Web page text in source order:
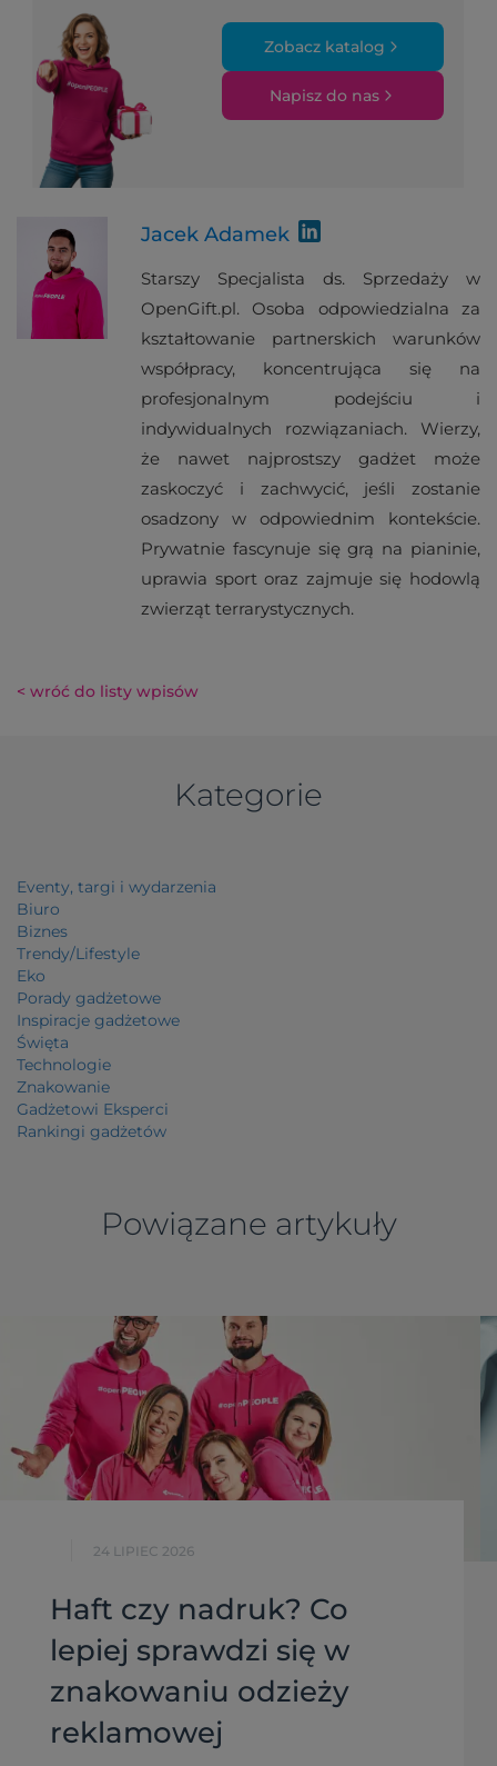
Zobacz katalog
Napisz do nas
Jacek Adamek
Starszy Specjalista ds. Sprzedaży w
OpenGift.pl. Osoba odpowiedzialna za
kształtowanie partnerskich warunków
współpracy, koncentrująca się na
profesjonalnym podejściu i
indywidualnych rozwiązaniach. Wierzy,
że nawet najprostszy gadżet może
zaskoczyć i zachwycić, jeśli zostanie
osadzony w odpowiednim kontekście.
Prywatnie fascynuje się grą na pianinie,
uprawia sport oraz zajmuje się hodowlą
zwierząt terrarystycznych.
< wróć do listy wpisów
Kategorie
Eventy, targi i wydarzenia
Biuro
Biznes
Trendy/Lifestyle
Eko
Porady gadżetowe
Inspiracje gadżetowe
Święta
Technologie
Znakowanie
Gadżetowi Eksperci
Rankingi gadżetów
Powiązane artykuły
24 LIPIEC 2026
Haft czy nadruk? Co
lepiej sprawdzi się w
znakowaniu odzieży
reklamowej